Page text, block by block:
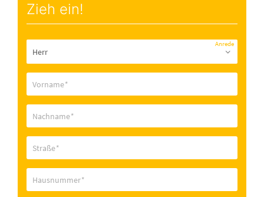
Zieh ein!
Anrede
Vorname*
Nachname*
Straße*
Hausnummer*